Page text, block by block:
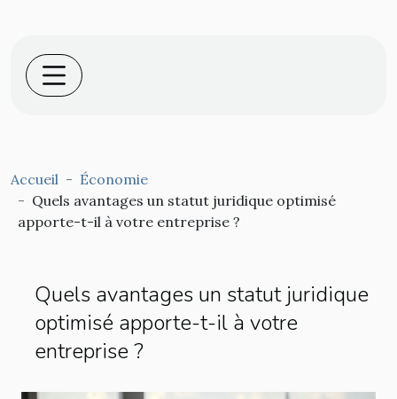
Accueil
Économie
Quels avantages un statut juridique optimisé
apporte-t-il à votre entreprise ?
Quels avantages un statut juridique
optimisé apporte-t-il à votre
entreprise ?